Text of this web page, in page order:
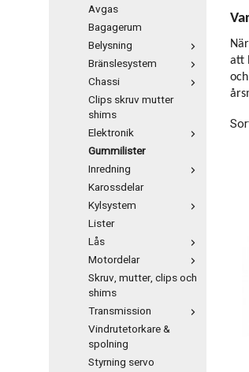
Avgas
Bagagerum
Belysning
Bränslesystem
Chassi
Clips skruv mutter
shims
Elektronik
Gummilister
Inredning
Karossdelar
Kylsystem
Lister
Lås
Motordelar
Skruv, mutter, clips och
shims
Transmission
Vindrutetorkare &
spolning
Styrning servo
att